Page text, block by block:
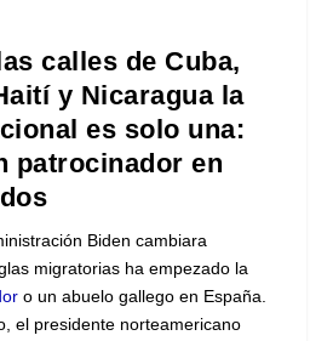
calles de Cuba,
y Nicaragua la
es solo una:
patrocinador en
Biden cambiara
migratorias ha empezado la
o un abuelo gallego en España.
el presidente norteamericano